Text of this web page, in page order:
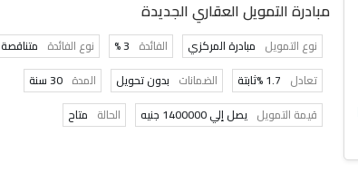
مبادرة التمويل العقاري الجديدة
نوع التمويل مبادرة المركزي الفائدة 3 % نوع الفائدة متناقصة
تعادل 1.7 %ثابتة الضمانات بدون تحويل المدة 30 سنة
قيمة التمويل يصل إلي 1400000 جنيه الحالة متاح